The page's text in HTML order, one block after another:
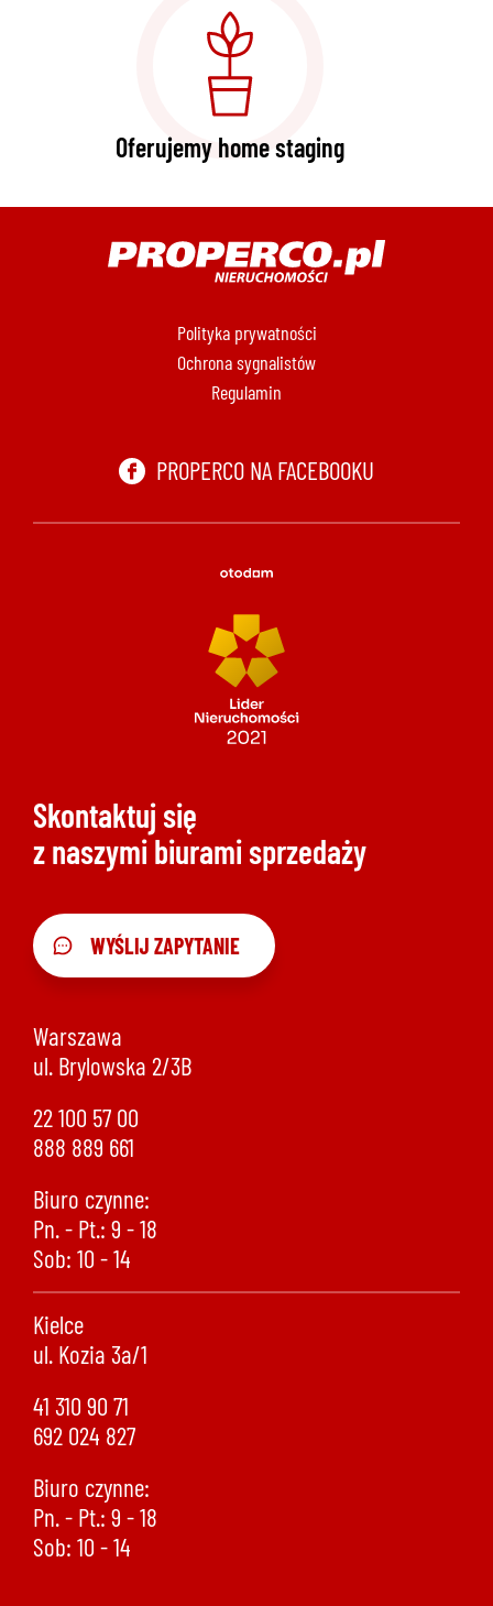
Oferujemy home staging
Polityka prywatności
Ochrona sygnalistów
Regulamin
PROPERCO NA FACEBOOKU
Skontaktuj się
z naszymi biurami sprzedaży
WYŚLIJ ZAPYTANIE
Warszawa
ul. Brylowska 2/3B
22 100 57 00
888 889 661
Biuro czynne:
Pn. - Pt.: 9 - 18
Sob: 10 - 14
Kielce
ul. Kozia 3a/1
41 310 90 71
692 024 827
Biuro czynne:
Pn. - Pt.: 9 - 18
Sob: 10 - 14